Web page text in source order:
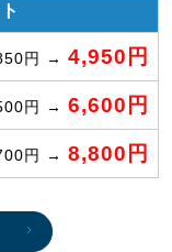
円 → 4,950円
円 → 6,600円
円 → 8,800円